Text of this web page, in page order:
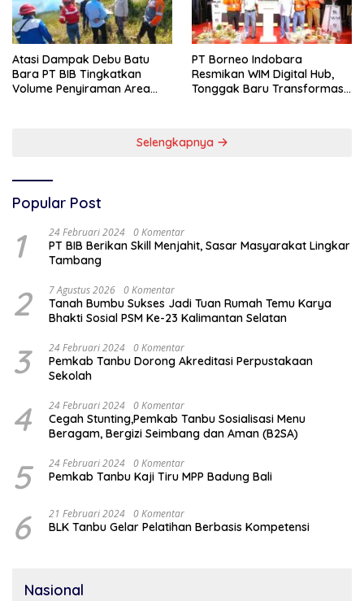
Atasi Dampak Debu Batu
Bara PT BIB Tingkatkan
Volume Penyiraman Area
PT Borneo Indobara
Resmikan WIM Digital Hub,
Tonggak Baru Transformasi
Selengkapnya
Popular Post
1 24 Februari 2024 0 Komentar
PT BIB Berikan Skill Menjahit, Sasar Masyarakat Lingkar
Tambang
2 7 Agustus 2026 0 Komentar
Tanah Bumbu Sukses Jadi Tuan Rumah Temu Karya
Bhakti Sosial PSM Ke-23 Kalimantan Selatan
3 24 Februari 2024 0 Komentar
Pemkab Tanbu Dorong Akreditasi Perpustakaan
Sekolah
4 24 Februari 2024 0 Komentar
Cegah Stunting,Pemkab Tanbu Sosialisasi Menu
Beragam, Bergizi Seimbang dan Aman (B2SA)
5 24 Februari 2024 0 Komentar
Pemkab Tanbu Kaji Tiru MPP Badung Bali
6 21 Februari 2024 0 Komentar
BLK Tanbu Gelar Pelatihan Berbasis Kompetensi
Nasional